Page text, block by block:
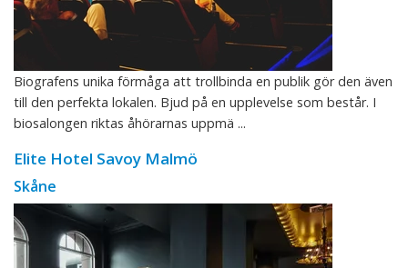
Biografens unika förmåga att trollbinda en publik gör den även
till den perfekta lokalen. Bjud på en upplevelse som består. I
biosalongen riktas åhörarnas uppmä ...
Elite Hotel Savoy Malmö
Skåne